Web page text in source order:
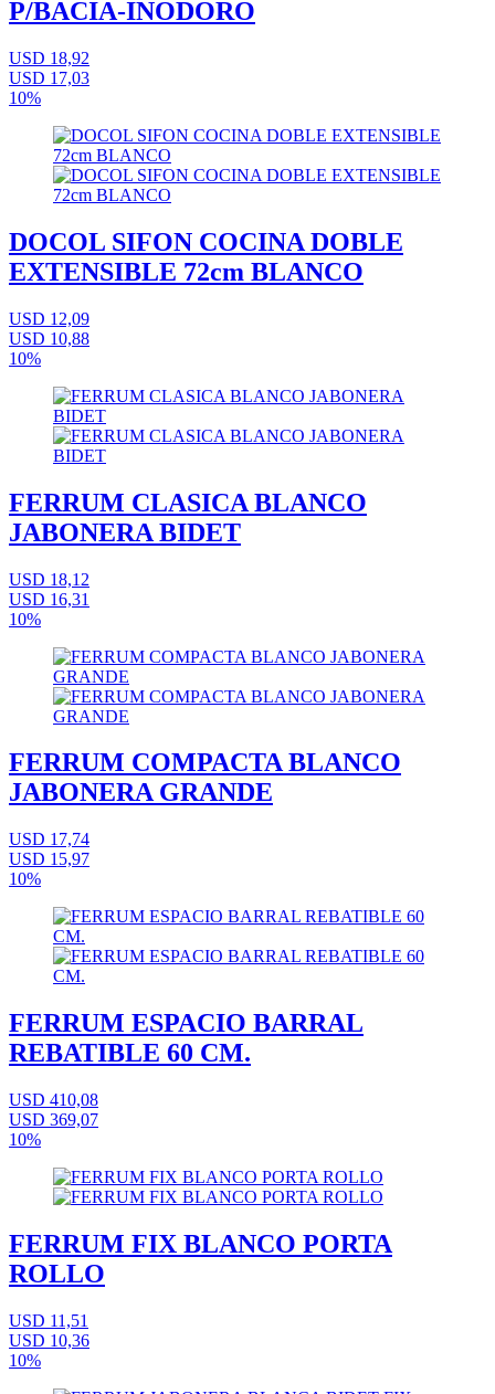
P/BACIA-INODORO
USD 18,92
USD 17,03
10%
DOCOL SIFON COCINA DOBLE
EXTENSIBLE 72cm BLANCO
USD 12,09
USD 10,88
10%
FERRUM CLASICA BLANCO
JABONERA BIDET
USD 18,12
USD 16,31
10%
FERRUM COMPACTA BLANCO
JABONERA GRANDE
USD 17,74
USD 15,97
10%
FERRUM ESPACIO BARRAL
REBATIBLE 60 CM.
USD 410,08
USD 369,07
10%
FERRUM FIX BLANCO PORTA
ROLLO
USD 11,51
USD 10,36
10%